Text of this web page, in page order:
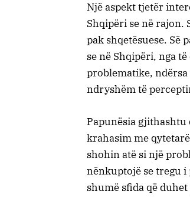
Një aspekt tjetër
Shqipëri se në rajon.
pak shqetësuese. Së
se në Shqipëri, nga
problematike,
ndryshëm të
Papunësia
krahasim me
shohin atë si një
nënkuptojë se tregu i
shumë sfida që